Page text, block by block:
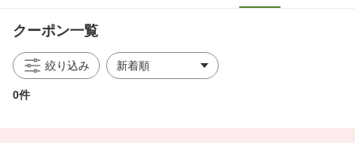
クーポン一覧
絞り込み
0件